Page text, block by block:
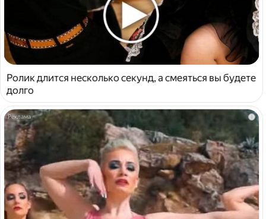
Ролик длится несколько секунд, а смеяться вы будете
долго
i